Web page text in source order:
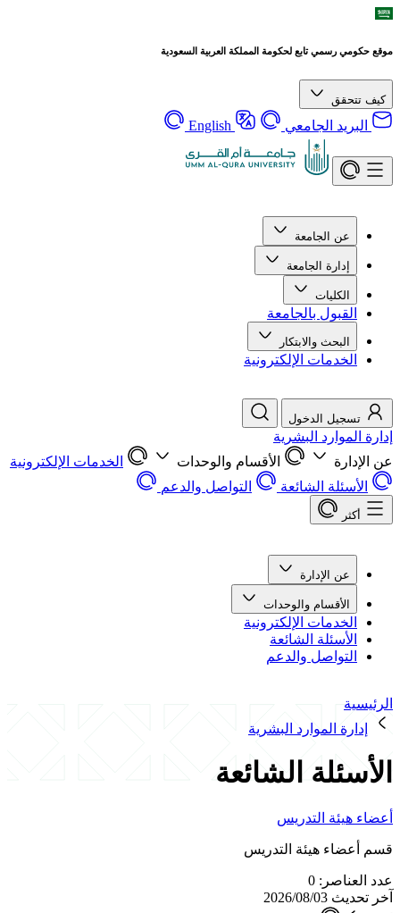
موقع حكومي رسمي تابع لحكومة المملكة العربية السعودية
كيف تتحقق
البريد الجامعي English
عن الجامعة
إدارة الجامعة
الكليات
القبول بالجامعة
البحث والابتكار
الخدمات الإلكترونية
تسجيل الدخول
إدارة الموارد البشرية
عن الإدارة
الأقسام والوحدات
الخدمات الإلكترونية
الأسئلة الشائعة
التواصل والدعم
أكثر
عن الإدارة
الأقسام والوحدات
الخدمات الإلكترونية
الأسئلة الشائعة
التواصل والدعم
الرئيسية
إدارة الموارد البشرية
الأسئلة الشائعة
أعضاء هيئة التدريس
قسم أعضاء هيئة التدريس
عدد العناصر: 0
آخر تحديث 2026/08/03